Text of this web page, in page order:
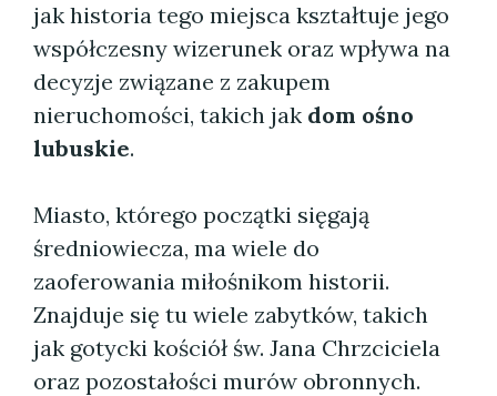
jak historia tego miejsca kształtuje jego
współczesny wizerunek oraz wpływa na
decyzje związane z zakupem
nieruchomości, takich jak dom ośno
lubuskie.
Miasto, którego początki sięgają
średniowiecza, ma wiele do
zaoferowania miłośnikom historii.
Znajduje się tu wiele zabytków, takich
jak gotycki kościół św. Jana Chrzciciela
oraz pozostałości murów obronnych.